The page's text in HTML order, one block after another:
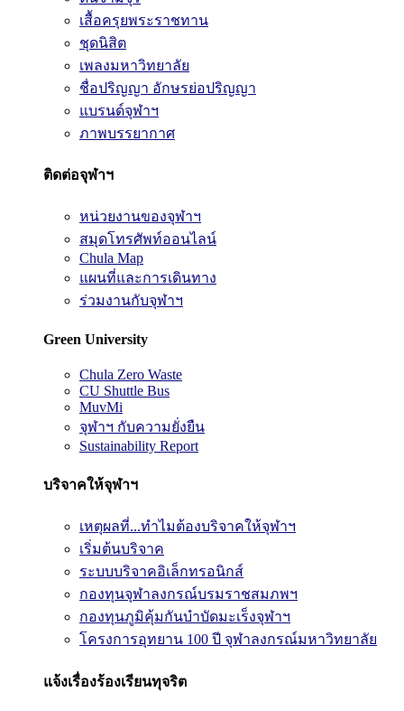
เสื้อครุยพระราชทาน
ชุดนิสิต
เพลงมหาวิทยาลัย
ชื่อปริญญา อักษรย่อปริญญา
แบรนด์จุฬาฯ
ภาพบรรยากาศ
ติดต่อจุฬาฯ
หน่วยงานของจุฬาฯ
สมุดโทรศัพท์ออนไลน์
Chula Map
แผนที่และการเดินทาง
ร่วมงานกับจุฬาฯ
Green University
Chula Zero Waste
CU Shuttle Bus
MuvMi
จุฬาฯ กับความยั่งยืน
Sustainability Report
บริจาคให้จุฬาฯ
เหตุผลที่...ทำไมต้องบริจาคให้จุฬาฯ
เริ่มต้นบริจาค
ระบบบริจาคอิเล็กทรอนิกส์
กองทุนจุฬาลงกรณ์บรมราชสมภพฯ
กองทุนภูมิคุ้มกันบำบัดมะเร็งจุฬาฯ
โครงการอุทยาน 100 ปี จุฬาลงกรณ์มหาวิทยาลัย
แจ้งเรื่องร้องเรียนทุจริต